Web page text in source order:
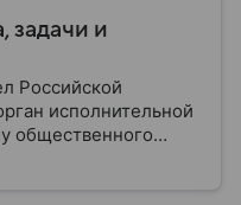
задачи и
Российской
исполнительной
общественного
обеспечение